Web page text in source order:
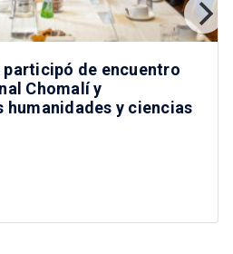
participó de encuentro
Chomalí y
humanidades y ciencias